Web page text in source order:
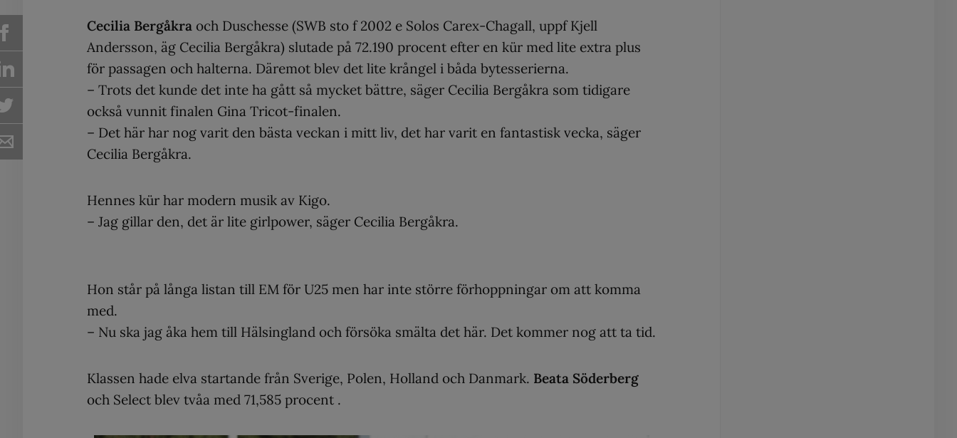
Cecilia Bergåkra och Duschesse (SWB sto f 2002 e Solos Carex-Chagall, uppf Kjell
Andersson, äg Cecilia Bergåkra) slutade på 72.190 procent efter en kür med lite extra plus
för passagen och halterna. Däremot blev det lite krångel i båda bytesserierna.
– Trots det kunde det inte ha gått så mycket bättre, säger Cecilia Bergåkra som tidigare
också vunnit finalen Gina Tricot-finalen.
– Det här har nog varit den bästa veckan i mitt liv, det har varit en fantastisk vecka, säger
Cecilia Bergåkra.
Hennes kür har modern musik av Kigo.
– Jag gillar den, det är lite girlpower, säger Cecilia Bergåkra.
Hon står på långa listan till EM för U25 men har inte större förhoppningar om att komma
med.
– Nu ska jag åka hem till Hälsingland och försöka smälta det här. Det kommer nog att ta tid.
Klassen hade elva startande från Sverige, Polen, Holland och Danmark. Beata Söderberg
och Select blev tvåa med 71,585 procent .